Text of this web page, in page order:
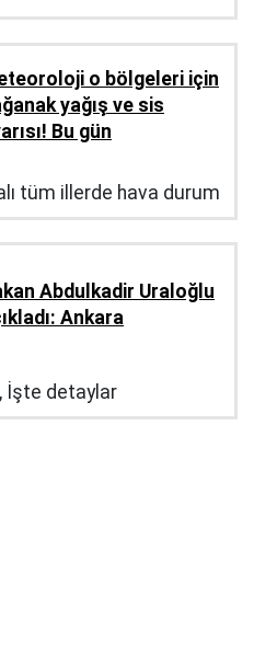
o bölgeleri için
yağış ve sis
Bu gün
tüm illerde hava durum
Abdulkadir Uraloğlu
Ankara
İşte detaylar